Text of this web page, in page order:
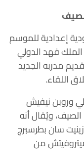
إعدادية للموسم
فهد الدولي
مدربه الجديد
اللقاء.
وروبن نيفيش
ويُقال أنه
سان بطرسبرج
من